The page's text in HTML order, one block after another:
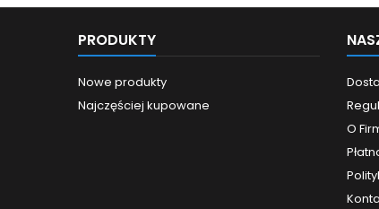
PRODUKTY
Nowe produkty
Najczęściej kupowane
O